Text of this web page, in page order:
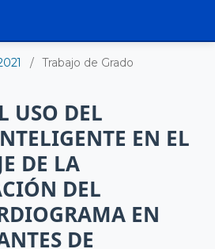
/ Trabajo de Grado
USO DEL
EN EL
DE LA
DEL
EN
DE